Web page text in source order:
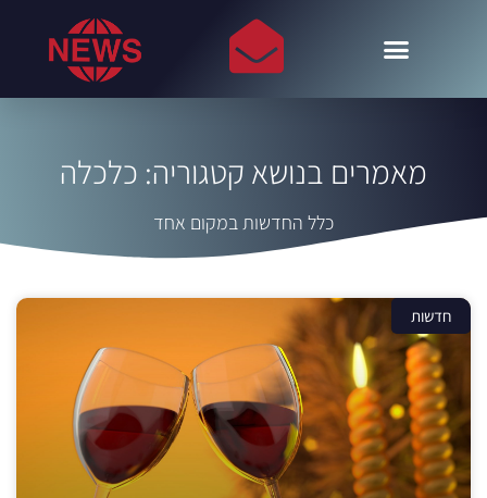
מאמרים בנושא קטגוריה: כלכלה
כלל החדשות במקום אחד
חדשות